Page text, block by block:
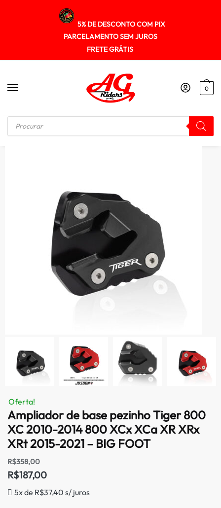
5% DE DESCONTO COM PIX
PARCELAMENTO SEM JUROS
FRETE GRÁTIS
0
Início / OUTROS ACESSÓRIOS Ampliador de base pezinho Tiger 800 XC 2010-2014 800 XCx XCa XR XRx XRt 2015-2021 – BIG FOOT
Oferta!
Ampliador de base pezinho Tiger 800
XC 2010-2014 800 XCx XCa XR XRx
XRt 2015-2021 – BIG FOOT
R$358,00
R$187,00
5x de R$37,40 s/ juros